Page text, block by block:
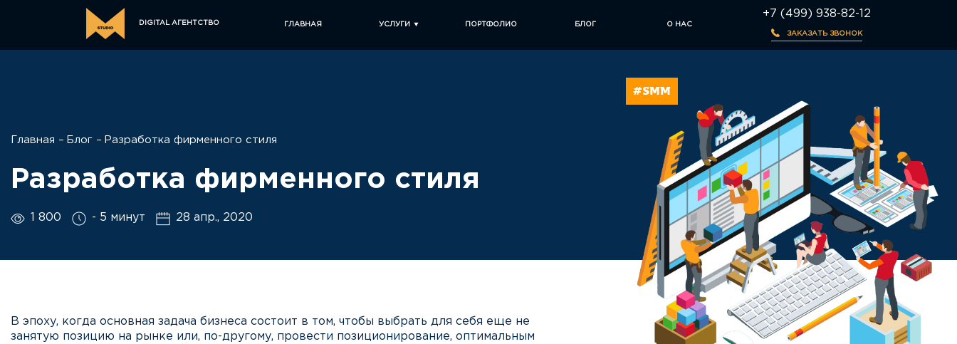
DIGITAL АГЕНТСТВО ГЛАВНАЯ УСЛУГИ ПОРТФОЛИО БЛОГ О НАС
+7 (499) 938-82-12
ЗАКАЗАТЬ ЗВОНОК
Главная Блог Разработка фирменного стиля
Разработка фирменного стиля
1 800 - 5 минут 28 апр., 2020
В эпоху, когда основная задача бизнеса состоит в том, чтобы выбрать для себя еще не
занятую позицию на рынке или, по-другому, провести позиционирование, оптимальным
#SMM